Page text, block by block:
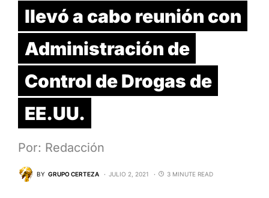
llevó a cabo reunión con
Administración de
Control de Drogas de
EE.UU.
Por: Redacción
BY GRUPO CERTEZA JULIO 2, 2021 3 MINUTE READ